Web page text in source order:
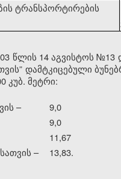
ტრანსპორტირების
წლის 14 აგვისტოს
დამტკიცებული
კუბ. მეტრი:
–
9,0
9,0
11,67
–
13,83.